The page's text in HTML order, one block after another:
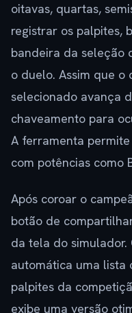
oitavas, quartas,
registrar os palpites,
bandeira da seleção
o duelo. Assim que o
selecionado avança
chaveamento para
A ferramenta
com potências como
Após coroar o
botão de
da tela do
automática uma lista
palpites da
exibe uma versão